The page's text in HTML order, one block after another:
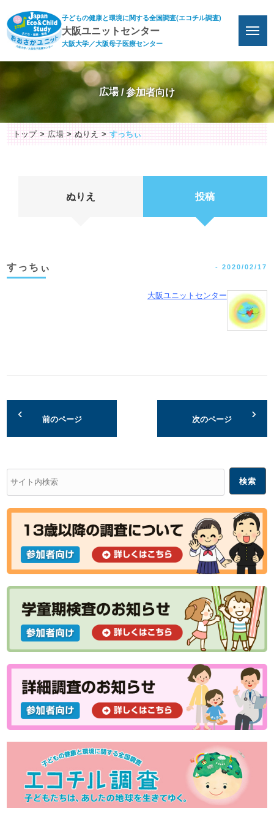
子どもの健康と環境に関する全国調査(エコチル調査)
大阪ユニットセンター
大阪大学／大阪母子医療センター
広場
トップ 広場 ぬりえ すっちぃ
ぬりえ 投稿
すっちぃ - 2020/02/17
大阪ユニットセンター
前のページ 次のページ